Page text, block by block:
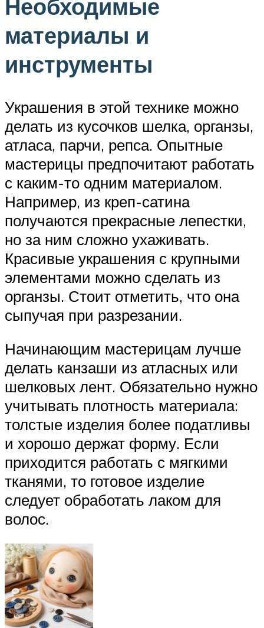
Необходимые
материалы и
инструменты
Украшения в этой технике можно
делать из кусочков шелка, органзы,
атласа, парчи, репса. Опытные
мастерицы предпочитают работать
с каким-то одним материалом.
Например, из креп-сатина
получаются прекрасные лепестки,
но за ним сложно ухаживать.
Красивые украшения с крупными
элементами можно сделать из
органзы. Стоит отметить, что она
сыпучая при разрезании.
Начинающим мастерицам лучше
делать канзаши из атласных или
шелковых лент. Обязательно нужно
учитывать плотность материала:
толстые изделия более податливы
и хорошо держат форму. Если
приходится работать с мягкими
тканями, то готовое изделие
следует обработать лаком для
волос.